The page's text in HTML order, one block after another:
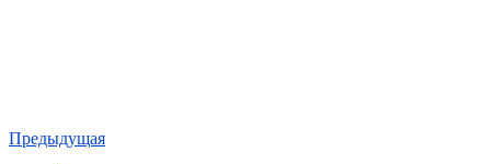
Предыдущая